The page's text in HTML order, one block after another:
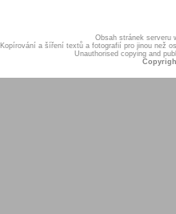
Obsah stránek serveru
Kopírování a šíření textů a fotografií pro jinou než
Unauthorised copying and